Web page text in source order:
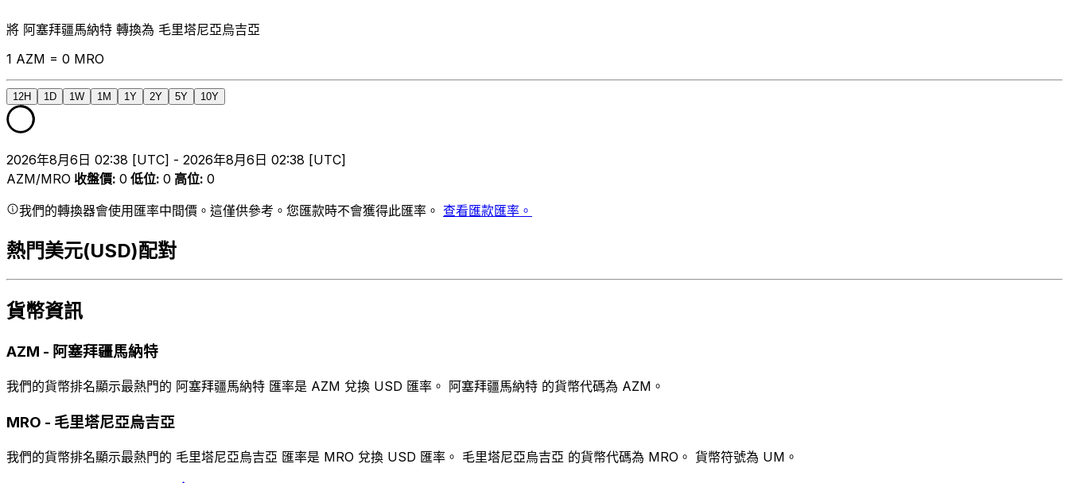
將 阿塞拜疆馬納特 轉換為 毛里塔尼亞烏吉亞
1 AZM = 0 MRO
12H 1D 1W 1M 1Y 2Y 5Y 10Y
2026年8月6日 02:38 [UTC] - 2026年8月6日 02:38 [UTC]
AZM/MRO 收盤價: 0 低位: 0 高位: 0
我們的轉換器會使用匯率中間價。這僅供參考。您匯款時不會獲得此匯率。 查看匯款匯率。
熱門美元(USD)配對
貨幣資訊
AZM - 阿塞拜疆馬納特
我們的貨幣排名顯示最熱門的 阿塞拜疆馬納特 匯率是 AZM 兌換 USD 匯率。 阿塞拜疆馬納特 的貨幣代碼為 AZM。
MRO - 毛里塔尼亞烏吉亞
我們的貨幣排名顯示最熱門的 毛里塔尼亞烏吉亞 匯率是 MRO 兌換 USD 匯率。 毛里塔尼亞烏吉亞 的貨幣代碼為 MRO。 貨幣符號為 UM。